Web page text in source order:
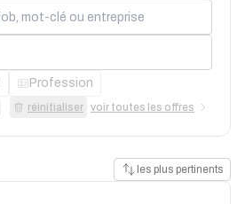
Profession
réinitialiser voir toutes les offres
les plus pertinents